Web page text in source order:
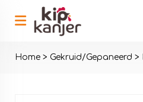
Home > Gekruid/Gepaneerd >